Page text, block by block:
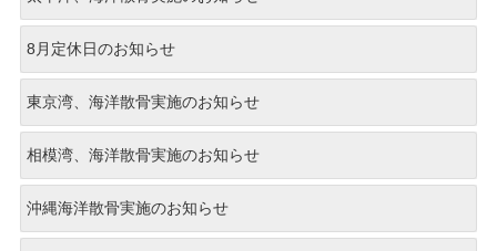
8月定休日のお知らせ
東京湾、海洋散骨実施のお知らせ
相模湾、海洋散骨実施のお知らせ
沖縄海洋散骨実施のお知らせ